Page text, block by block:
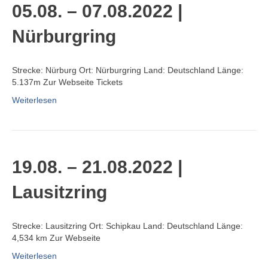
05.08. – 07.08.2022 |
Nürburgring
Strecke: Nürburg Ort: Nürburgring Land: Deutschland Länge:
5.137m Zur Webseite Tickets
Weiterlesen
19.08. – 21.08.2022 |
Lausitzring
Strecke: Lausitzring Ort: Schipkau Land: Deutschland Länge:
4,534 km Zur Webseite
Weiterlesen